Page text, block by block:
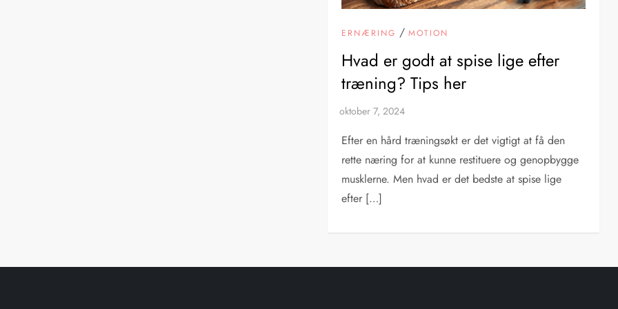
ERNÆRING /MOTION
Hvad er godt at spise lige efter
træning? Tips her
Efter en hård træningsøkt er det vigtigt at få den
rette næring for at kunne restituere og genopbygge
musklerne. Men hvad er det bedste at spise lige
efter […]